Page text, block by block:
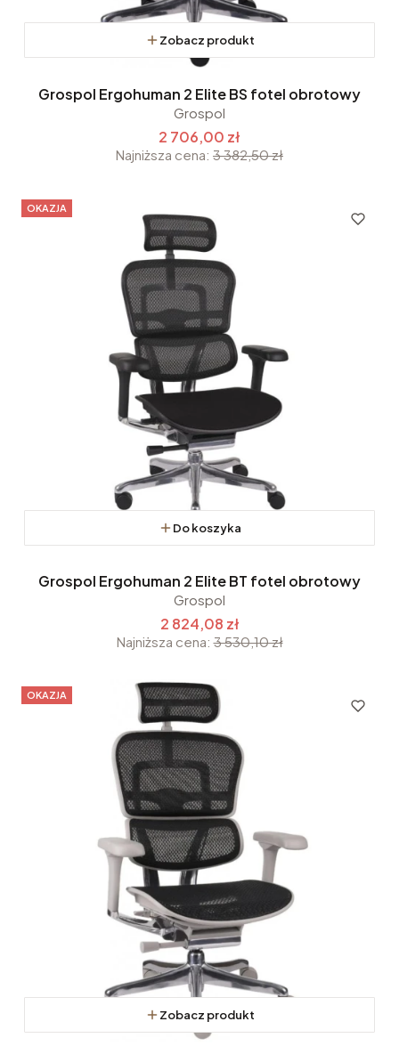
Zobacz produkt
Grospol Ergohuman 2 Elite BS fotel obrotowy
Grospol
2 706,00 zł
Najniższa cena: 3 382,50 zł
OKAZJA
Do koszyka
Grospol Ergohuman 2 Elite BT fotel obrotowy
Grospol
2 824,08 zł
Najniższa cena: 3 530,10 zł
OKAZJA
Zobacz produkt